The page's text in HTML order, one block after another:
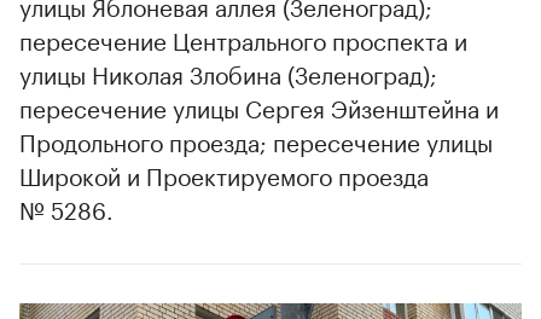
пересечение Центрального проспекта и
улицы Николая Злобина (Зеленоград);
пересечение улицы Сергея Эйзенштейна и
Продольного проезда; пересечение улицы
Широкой и Проектируемого проезда
№ 5286.